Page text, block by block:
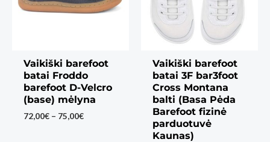
Vaikiški barefoot
batai Froddo
barefoot D-Velcro
(base) mėlyna
72,00€ – 75,00€Price
Vaikiški barefoot
batai 3F bar3foot
Cross Montana
balti (Basa Pėda
Barefoot fizinė
parduotuvė
Kaunas)